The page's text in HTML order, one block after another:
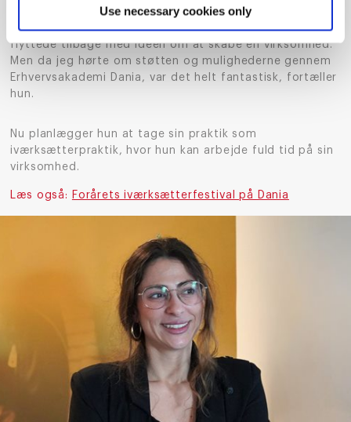
Use necessary cookies only
– Det var ikke en mulighed, jeg vidste, jeg havde, da jeg
flyttede tilbage med idéen om at skabe en virksomhed.
Men da jeg hørte om støtten og mulighederne gennem
Erhvervsakademi Dania, var det helt fantastisk, fortæller
hun.
Nu planlægger hun at tage sin praktik som
iværksætterpraktik, hvor hun kan arbejde fuld tid på sin
virksomhed.
Læs også: Forårets iværksætterfestival på Dania